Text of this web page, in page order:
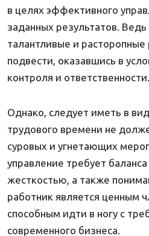
в целях эффективного
заданных результатов.
талантливые и расторопные
подвести, оказавшись в
контроля и ответственности.
Однако, следует иметь в
трудового времени не
суровых и угнетающих
управление требует
жесткостью, а также
работник является ценным
способным идти в ногу с
современного бизнеса.